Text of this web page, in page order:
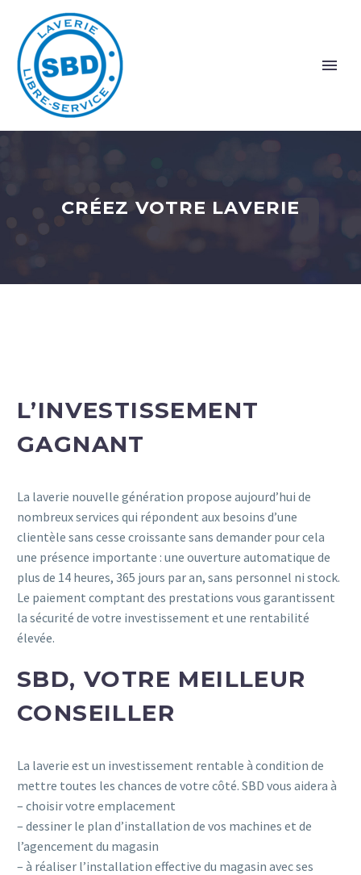
CRÉEZ VOTRE LAVERIE
L’INVESTISSEMENT
GAGNANT
La laverie nouvelle génération propose aujourd’hui de
nombreux services qui répondent aux besoins d’une
clientèle sans cesse croissante sans demander pour cela
une présence importante : une ouverture automatique de
plus de 14 heures, 365 jours par an, sans personnel ni stock.
Le paiement comptant des prestations vous garantissent
la sécurité de votre investissement et une rentabilité
élevée.
SBD, VOTRE MEILLEUR
CONSEILLER
La laverie est un investissement rentable à condition de
mettre toutes les chances de votre côté. SBD vous aidera à
– choisir votre emplacement
– dessiner le plan d’installation de vos machines et de
l’agencement du magasin
– à réaliser l’installation effective du magasin avec ses